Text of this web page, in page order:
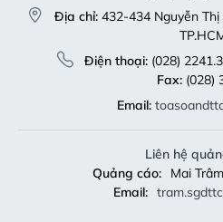
Địa chỉ: 432-434 Nguyễn
Điện thoại:(028)
Fax:(028)
Email:
Liên hệ
Quảng cáo:
Mai
Email: